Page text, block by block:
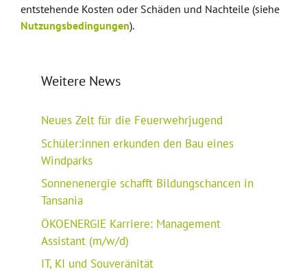
entstehende Kosten oder Schäden und Nachteile (siehe
Nutzungsbedingungen).
Weitere News
Neues Zelt für die Feuerwehrjugend
Schüler:innen erkunden den Bau eines
Windparks
Sonnenenergie schafft Bildungschancen in
Tansania
ÖKOENERGIE Karriere: Management
Assistant (m/w/d)
IT, KI und Souveränität